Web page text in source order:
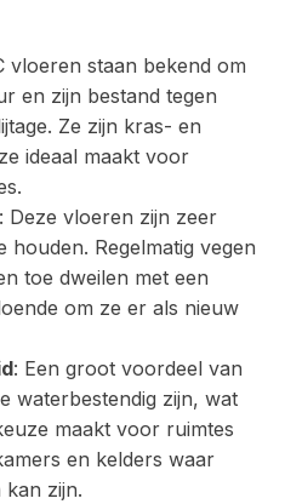
vloeren staan bekend om
en zijn bestand tegen
Ze zijn kras- en
ideaal maakt voor
: Deze vloeren zijn zeer
houden. Regelmatig vegen
toe dweilen met een
om ze er als nieuw
: Een groot voordeel van
waterbestendig zijn, wat
maakt voor ruimtes
en kelders waar
zijn.